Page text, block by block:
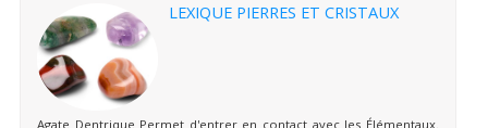
LEXIQUE PIERRES ET CRISTAUX
Agate Dentrique Permet d'entrer en contact avec les Élémentaux.